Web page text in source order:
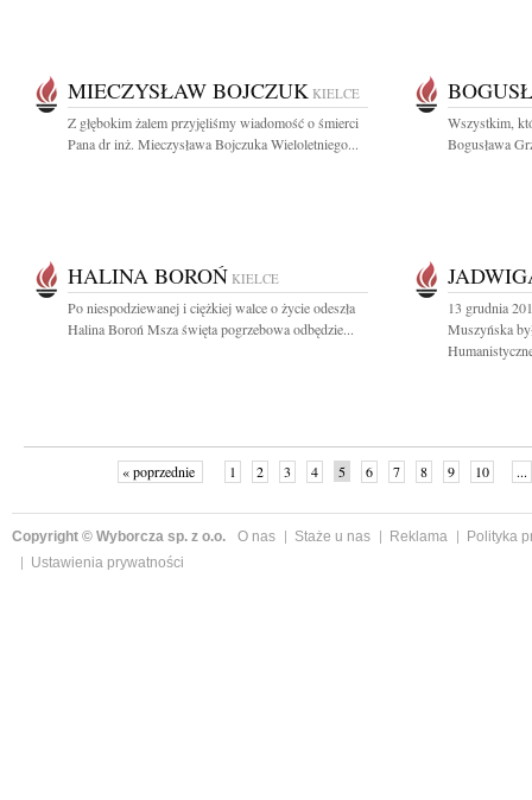
MIECZYSŁAW BOJCZUK KIELCE
Z głębokim żalem przyjęliśmy wiadomość o śmierci
Pana dr inż. Mieczysława Bojczuka Wieloletniego...
Wszystkim,
Bogusława
HALINA BOROŃ KIELCE
Po niespodziewanej i ciężkiej walce o życie odeszła
Halina Boroń Msza święta pogrzebowa odbędzie...
13 grudnia
Muszyńska
« poprzednie 1 2 3 4 5 6 7 8 9 10 ...
Copyright © Wyborcza sp. z o.o. O nas Staże u nas Reklama
Polityka
Ustawienia prywatności